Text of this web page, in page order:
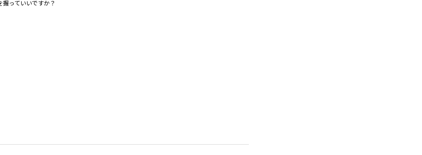
握っていいですか？